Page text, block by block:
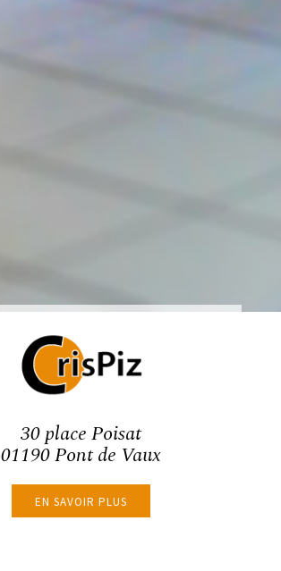
30 place Poisat
01190 Pont de Vaux
EN SAVOIR PLUS